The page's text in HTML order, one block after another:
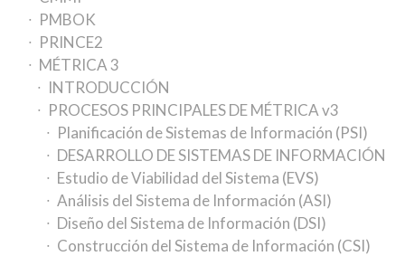
PMBOK
PRINCE2
MÉTRICA 3
INTRODUCCIÓN
PROCESOS PRINCIPALES DE MÉTRICA v3
Planificación de Sistemas de Información (PSI)
DESARROLLO DE SISTEMAS DE INFORMACIÓN
Estudio de Viabilidad del Sistema (EVS)
Análisis del Sistema de Información (ASI)
Diseño del Sistema de Información (DSI)
Construcción del Sistema de Información (CSI)